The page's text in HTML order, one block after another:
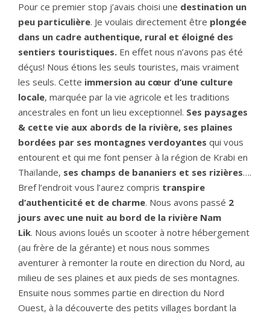
Pour ce premier stop j’avais choisi une destination un
peu particulière. Je voulais directement être plongée
dans un cadre authentique, rural et éloigné des
sentiers touristiques. En effet nous n’avons pas été
déçus! Nous étions les seuls touristes, mais vraiment
les seuls. Cette immersion au cœur d’une culture
locale, marquée par la vie agricole et les traditions
ancestrales en font un lieu exceptionnel. Ses paysages
& cette vie aux abords de la rivière, ses plaines
bordées par ses montagnes verdoyantes qui vous
entourent et qui me font penser à la région de Krabi en
Thaïlande, ses champs de bananiers et ses rizières….
Bref l’endroit vous l’aurez compris transpire
d’authenticité et de charme. Nous avons passé 2
jours avec une nuit au bord de la rivière Nam
Lik. Nous avions loués un scooter à notre hébergement
(au frère de la gérante) et nous nous sommes
aventurer à remonter la route en direction du Nord, au
milieu de ses plaines et aux pieds de ses montagnes.
Ensuite nous sommes partie en direction du Nord
Ouest, à la découverte des petits villages bordant la